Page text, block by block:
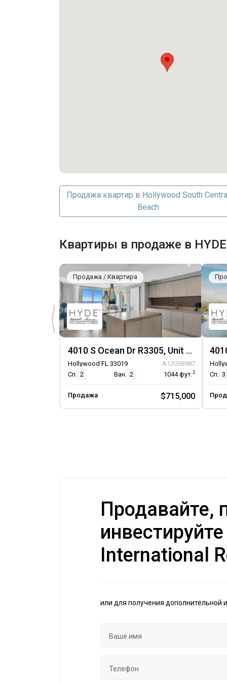
Мусорка
Парковка
Крытый паркинг
Парковка на одно место
Продажа квартир в Hollywood South
Beach
Квартиры в продаже в
Продажа / Квартира
4010 S Ocean Dr R3305, Unit R3305
Hollywood FL 33019
A12058987
Сп. 2 Ван. 2 1044фут.2
Продажа $715,000
Сп. 3
Продавайте,
International
или для получения дополнительной